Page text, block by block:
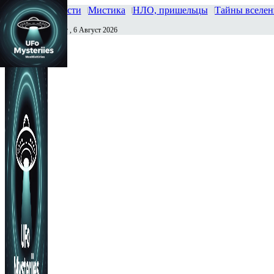
Главная Новости Мистика НЛО, пришельцы Тайны
Сегодня Четверг , 6 Август 2026